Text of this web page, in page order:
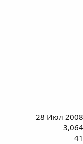
28 Июл 2008
3,064
41